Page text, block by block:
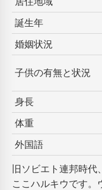
誕生年
婚姻状況
子供の有無と状況
身長
体重
外国語
旧ソビエト連邦時代
ここハルキウです。